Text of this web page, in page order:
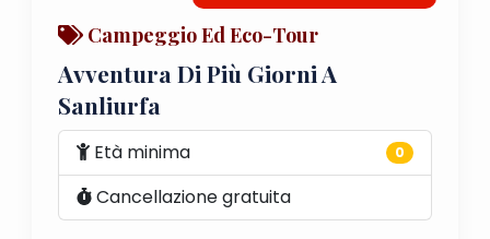
Campeggio Ed Eco-Tour
Avventura Di Più Giorni A
Sanliurfa
Età minima 0
Cancellazione gratuita